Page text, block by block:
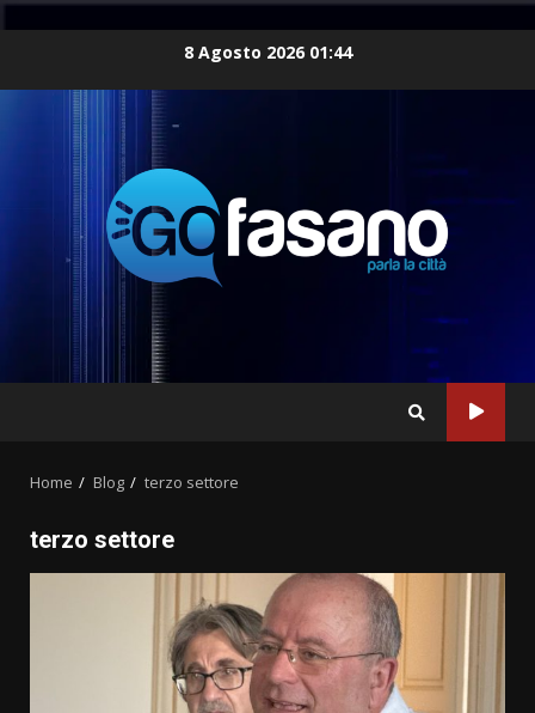
8 Agosto 2026 01:44
Home Blog terzo settore
terzo settore